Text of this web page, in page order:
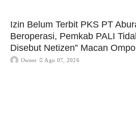
Izin Belum Terbit PKS PT
Beroperasi, Pemkab PALI
Disebut Netizen” Macan
Owner Agu 07, 2026